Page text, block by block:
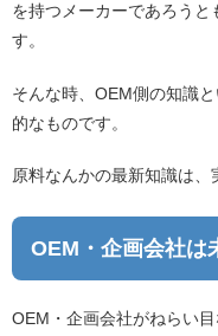
を持つメーカーであろうと
す。
そんな時、OEM側の知識
的なものです。
原料なんかの最新知識は、
OEM・企画会社は
OEM・企画会社がねらい